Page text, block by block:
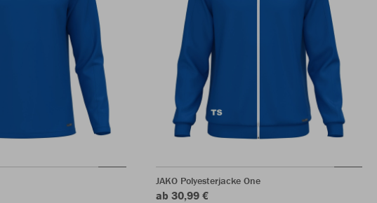
JAKO Polyesterjacke One
ab 30,99 €